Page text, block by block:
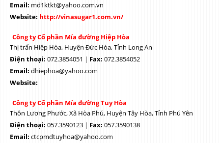
Email: md1ktkt@yahoo.com.vn
Website: http://vinasugar1.com.vn/
Công ty Cổ phần Mía đường Hiệp Hòa
Thị trấn Hiệp Hòa, Huyện Đức Hòa, Tỉnh Long An
Điện thoại: 072.3854051 | Fax: 072.3854052
Email: dhiephoa@yahoo.com
Website:
Công ty Cổ phần Mía đường Tuy Hòa
Thôn Lương Phước, Xã Hòa Phú, Huyện Tây Hòa, Tỉnh Phú Yên
Điện thoại: 057.3590123 | Fax: 057.3590138
Email: ctcpmdtuyhoa@yahoo.com